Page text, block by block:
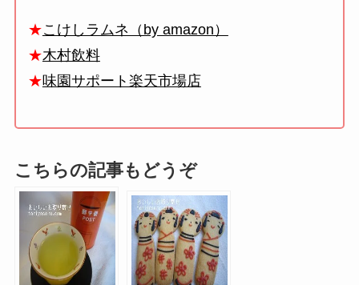
★こけしラムネ（by amazon）
★木村飲料
★味園サポート楽天市場店
こちらの記事もどうぞ